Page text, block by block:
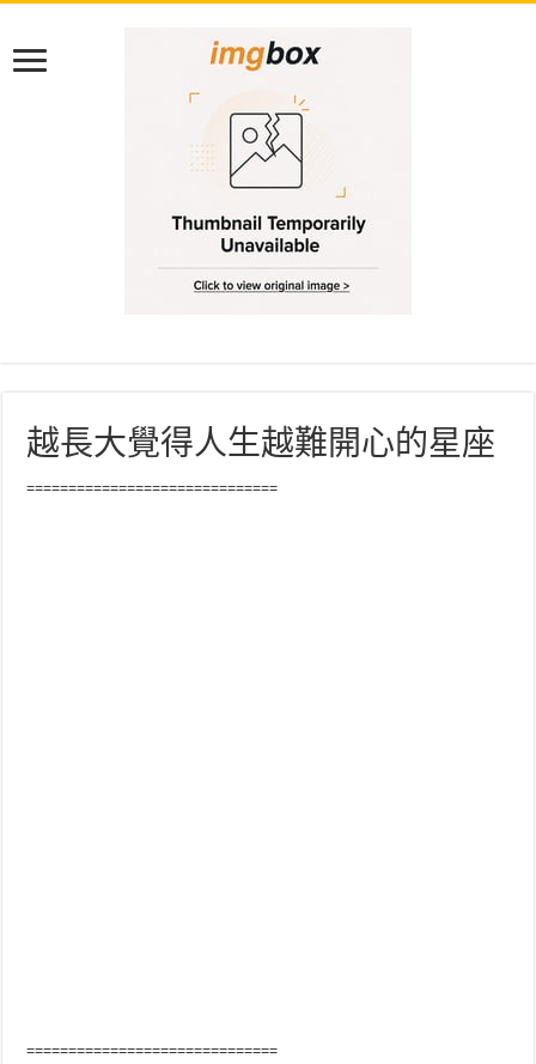
越長大覺得人生越難開心的星座
==============================
==============================